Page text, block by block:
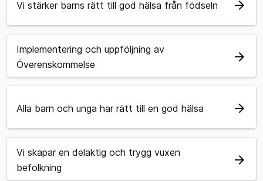
Vi stärker barns rätt till god hälsa från födseln arrow_forward
Implementering och uppföljning av
Överenskommelse
arrow_forward
Alla barn och unga har rätt till en god hälsa arrow_forward
Vi skapar en delaktig och trygg vuxen
befolkning
arrow_forward